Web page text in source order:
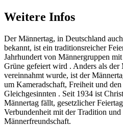
Weitere Infos
Der Männertag, in Deutschland
bekannt, ist ein traditionsreicher
Jahrhundert von Männergruppen
Grüne gefeiert wird . Anders als der
vereinnahmt wurde, ist der
um Kameradschaft, Freiheit und
Gleichgesinnten . Seit 1934 ist
Männertag fällt, gesetzlicher
Verbundenheit mit der Tradition und
Männerfreundschaft.